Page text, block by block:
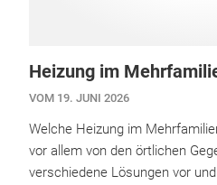
Heizung im
VOM 19. JUNI 2026
Welche Heizung im
vor allem von den örtlichen
verschiedene Lösungen vor